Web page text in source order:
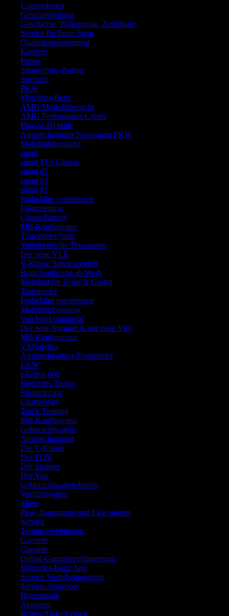
Unternehmen
Geschäftsleitung
Geschichte, Philosophie, Zertifikate
Service für Ihren Stern
Qualitätsmanagement
Karriere
Presse
Sponsoring, Partner
Spenden
PKW
Mercedes-Benz
AMG Modellübersicht
AMG Performance Center
Plug-in-Hybride
Ansprechpartner Neuwagen PKW
Mobilitätsberatung
smart
smart TUI Edition
smart #5
smart #3
smart #1
Probefahrt vereinbaren
Finanzierung
ClassicPartner
MB Konfigurator
Transporter/Vans
Vollelektrische Transporter
Der neue VLE
V-Klasse Sondermodell
Branchenlösung ab Werk
Mobilität für Hotel & Gastro
Transporter
Probefahrt vereinbaren
Mobilitätsberatung
Van Werkstattportal
Der neue Sprinter & der neue Vito
MB Konfigurator
VANalytics
Ansprechpartner Transporter
LKW
eActros 600
Mercedes Trucks
Finanzierung
CharterWay
Truck Training
MB Konfigurator
Gebrauchtwagen
Ansprechpartner
Die V-Klasse
Der EQV
Der Sprinter
Der Vito
Gebrauchtwagen finden
Vorführwagen
Miete
Pkw, Transporter und Lkw mieten
Service
Termin vereinbaren
Garantie
Garantie
Online-Garantieverlängerung
Mercedes-Benz App
Service Vorteilsprogramm
Service-Angebote
Boxenstopp
Aktionen
Reifen/Räder/Felgen